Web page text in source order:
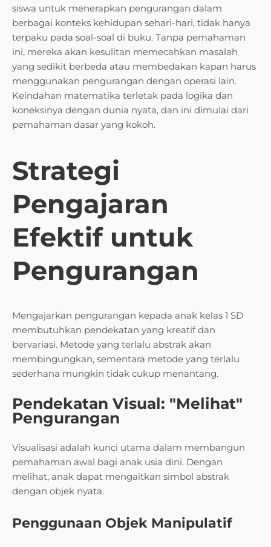
siswa untuk menerapkan pengurangan dalam
berbagai konteks kehidupan sehari-hari, tidak hanya
terpaku pada soal-soal di buku. Tanpa pemahaman
ini, mereka akan kesulitan memecahkan masalah
yang sedikit berbeda atau membedakan kapan harus
menggunakan pengurangan dengan operasi lain.
Keindahan matematika terletak pada logika dan
koneksinya dengan dunia nyata, dan ini dimulai dari
pemahaman dasar yang kokoh.
Strategi
Pengajaran
Efektif untuk
Pengurangan
Mengajarkan pengurangan kepada anak kelas 1 SD
membutuhkan pendekatan yang kreatif dan
bervariasi. Metode yang terlalu abstrak akan
membingungkan, sementara metode yang terlalu
sederhana mungkin tidak cukup menantang.
Pendekatan Visual: "Melihat"
Pengurangan
Visualisasi adalah kunci utama dalam membangun
pemahaman awal bagi anak usia dini. Dengan
melihat, anak dapat mengaitkan simbol abstrak
dengan objek nyata.
Penggunaan Objek Manipulatif